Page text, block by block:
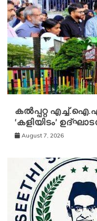
കൽപ്പറ്റ
‘കളിയിടം’
August 7, 2026